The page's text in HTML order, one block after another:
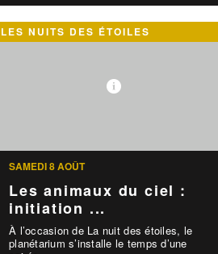
LES NUITS DES ÉTOILES
SAMEDI 8 AOÛT
Les animaux du ciel :
initiation ...
À l’occasion de La nuit des étoiles, le
planétarium s’installe le temps d’une